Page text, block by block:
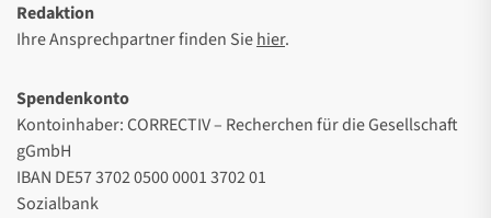
Redaktion
Ihre Ansprechpartner finden Siehier.
Spendenkonto
Kontoinhaber: CORRECTIV – Recherchen für die Gesellschaft
gGmbH
IBAN DE57 3702 0500 0001 3702 01
Sozialbank